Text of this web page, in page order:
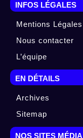
INFOS LÉGALES
Mentions Légales
Nous contacter
L’équipe
EN DÉTAILS
Archives
Sitemap
NOS SITES MÉDIA